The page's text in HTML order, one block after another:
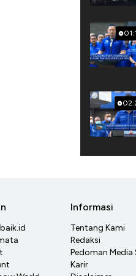
Informasi
Tentang Kami
Redaksi
Pedoman Media
Karir